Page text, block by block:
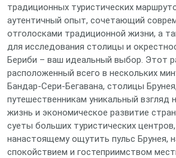
традиционных туристических
аутентичный опыт, сочетающий
отголосками традиционной жизни, а
для исследования столицы и
Бериби – ваш идеальный выбор. Этот
расположенный всего в нескольких
Бандар-Сери-Бегавана, столицы
путешественникам уникальный взгляд
жизнь и экономическое развитие
суеты больших туристических
нанастоящему ощутить пульс Брунея,
спокойствием и гостеприимством